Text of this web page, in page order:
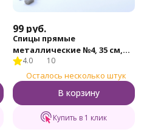
99 руб.
Спицы прямые
металлические №4, 35 см,
2шт.
4.0 10
Осталось несколько штук
В корзину
Купить в 1 клик